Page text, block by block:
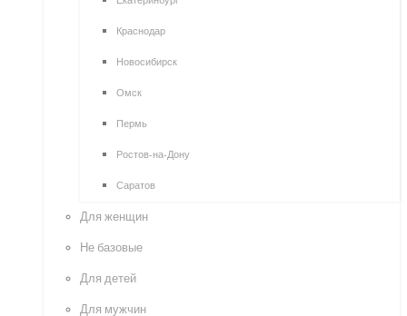
Краснодар
Новосибирск
Омск
Пермь
Ростов-на-Дону
Саратов
Для женщин
Не базовые
Для детей
Для мужчин